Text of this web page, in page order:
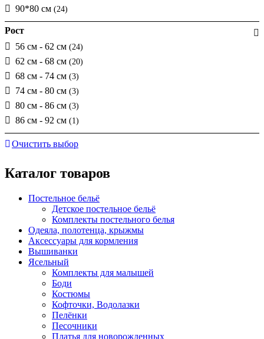
90*80 см (24)
Рост
56 см - 62 см (24)
62 см - 68 см (20)
68 см - 74 см (3)
74 см - 80 см (3)
80 см - 86 см (3)
86 см - 92 см (1)
Очистить выбор
Каталог товаров
Постельное бельё
Детское постельное бельё
Комплекты постельного белья
Одеяла, полотенца, крыжмы
Аксессуары для кормления
Вышиванки
Ясельный
Комплекты для малышей
Боди
Костюмы
Кофточки, Водолазки
Пелёнки
Песочники
Платья для новорожденных